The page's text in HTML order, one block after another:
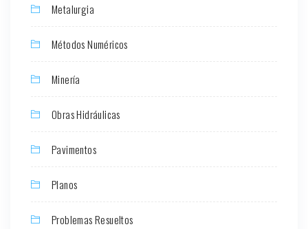
Metalurgia
Métodos Numéricos
Minería
Obras Hidráulicas
Pavimentos
Planos
Problemas Resueltos